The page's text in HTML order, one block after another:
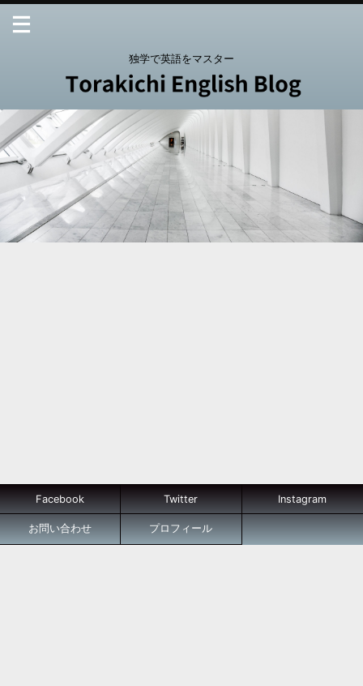
独学で英語をマスター
Facebook Twitter Instagram
お問い合わせ プロフィール